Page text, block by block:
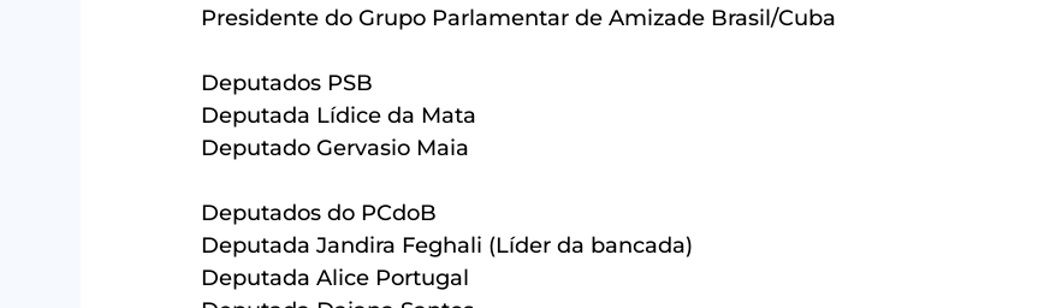
Presidente do Grupo Parlamentar de Amizade Brasil/Cuba
Deputados PSB
Deputada Lídice da Mata
Deputado Gervasio Maia
Deputados do PCdoB
Deputada Jandira Feghali (Líder da bancada)
Deputada Alice Portugal